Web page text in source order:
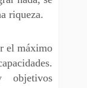
riqueza.
el máximo
objetivos